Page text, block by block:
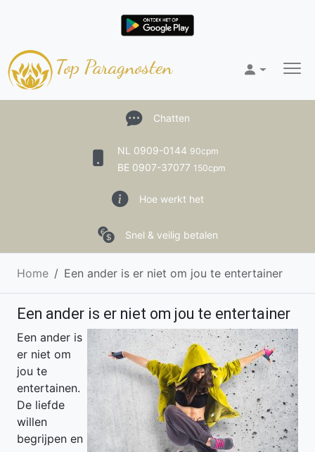
Top Paragnosten
Chatten
NL 0909-0144 90cpm
BE 0907-37077 150cpm
Hoe werkt het
Snel & veilig betalen
Home Een ander is er niet om jou te entertainer
Een ander is er niet om jou te entertainer
Een ander is
er niet om
jou te
entertainen.
De liefde
willen
begrijpen en